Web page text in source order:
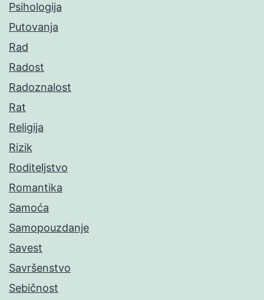
Psihologija
Putovanja
Rad
Radost
Radoznalost
Rat
Religija
Rizik
Roditeljstvo
Romantika
Samoća
Samopouzdanje
Savest
Savršenstvo
Sebičnost